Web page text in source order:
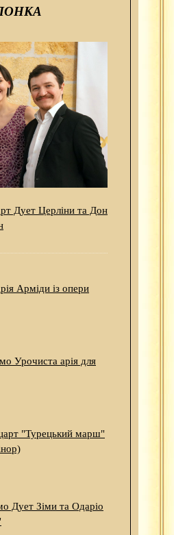
Дует Церліни та Дон
Арміди із опери
Урочиста арія для
"Турецький марш"
Дует Зіми та Одаріо